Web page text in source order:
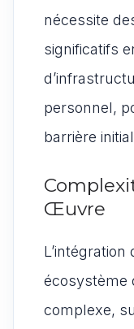
nécessite
significatifs
personnel,
barrière
Œuvre
L’intégration
écosystème
complexe,